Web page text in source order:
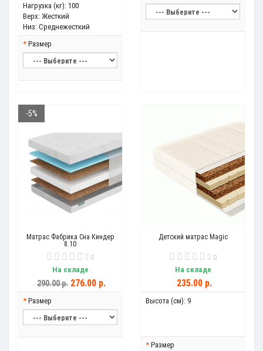
Нагрузка (кг): 100
Верх: Жесткий
Низ: Среднежесткий
Размер
-5%
Матрас Фабрика Сна Киндер
8.10
0
На складе
290.00 р. 276.00 р.
Размер
Детский матрас Magic
0
На складе
235.00 р.
Высота (см): 9
Размер